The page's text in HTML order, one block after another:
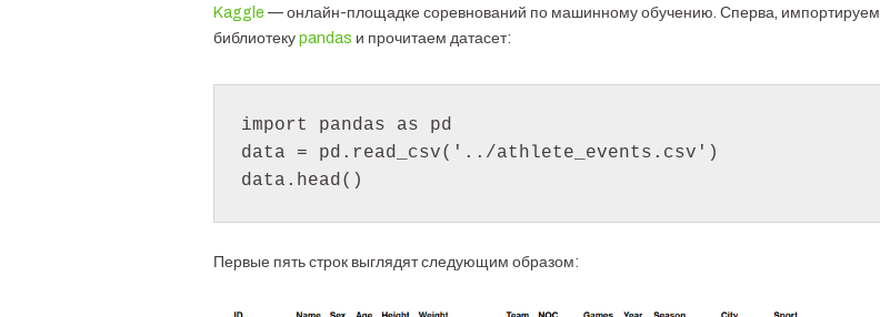
Kaggle — онлайн-площадке соревнований по машинному обучению. Сперва, импортируем
библиотеку pandas и прочитаем датасет:
import pandas as pd
data = pd.read_csv('../athlete_events.csv')
Первые пять строк выглядят следующим образом: